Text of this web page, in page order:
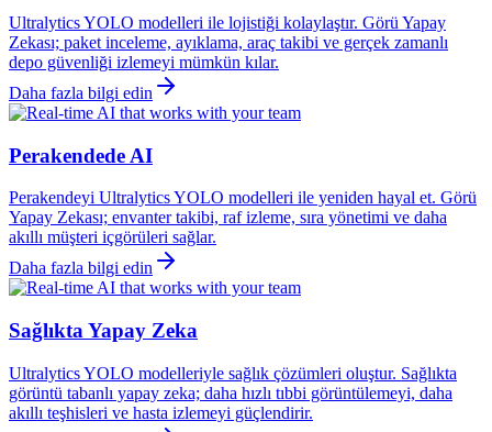
Ultralytics YOLO modelleri ile lojistiği kolaylaştır. Görü Yapay
Zekası; paket inceleme, ayıklama, araç takibi ve gerçek zamanlı
depo güvenliği izlemeyi mümkün kılar.
Daha fazla bilgi edin
Perakendede AI
Perakendeyi Ultralytics YOLO modelleri ile yeniden hayal et. Görü
Yapay Zekası; envanter takibi, raf izleme, sıra yönetimi ve daha
akıllı müşteri içgörüleri sağlar.
Daha fazla bilgi edin
Sağlıkta Yapay Zeka
Ultralytics YOLO modelleriyle sağlık çözümleri oluştur. Sağlıkta
görüntü tabanlı yapay zeka; daha hızlı tıbbi görüntülemeyi, daha
akıllı teşhisleri ve hasta izlemeyi güçlendirir.